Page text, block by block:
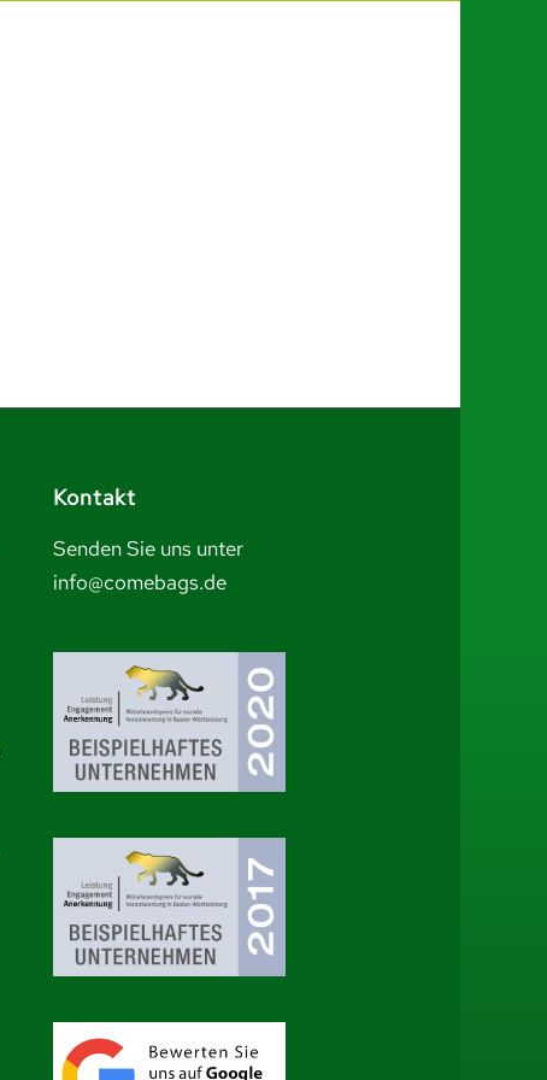
Kontakt
Senden Sie uns unter
info@comebags.de